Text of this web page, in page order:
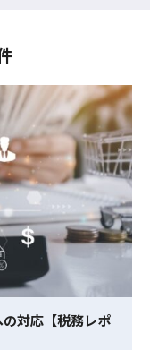
対応【税務レポ